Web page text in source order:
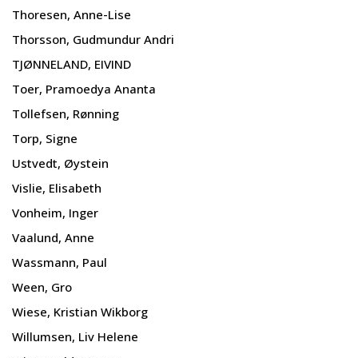
Thoresen, Anne-Lise
Thorsson, Gudmundur Andri
TJØNNELAND, EIVIND
Toer, Pramoedya Ananta
Tollefsen, Rønning
Torp, Signe
Ustvedt, Øystein
Vislie, Elisabeth
Vonheim, Inger
Vaalund, Anne
Wassmann, Paul
Ween, Gro
Wiese, Kristian Wikborg
Willumsen, Liv Helene